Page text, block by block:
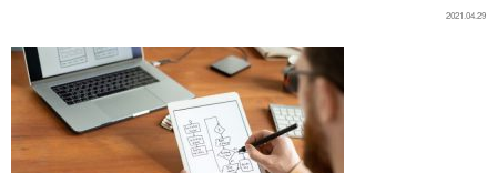
2021.04.29